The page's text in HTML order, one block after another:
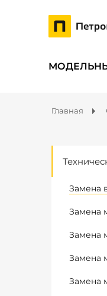
Главная
Замена
Замена
Замена
Замена
Замена